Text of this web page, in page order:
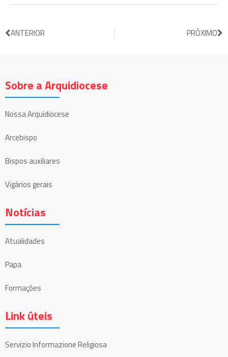
ANTERIOR PRÓXIMO
Sobre a Arquidiocese
Nossa Arquidiocese
Arcebispo
Bispos auxiliares
Vigários gerais
Notícias
Atualidades
Papa
Formações
Link úteis
Servizio Informazione Religiosa